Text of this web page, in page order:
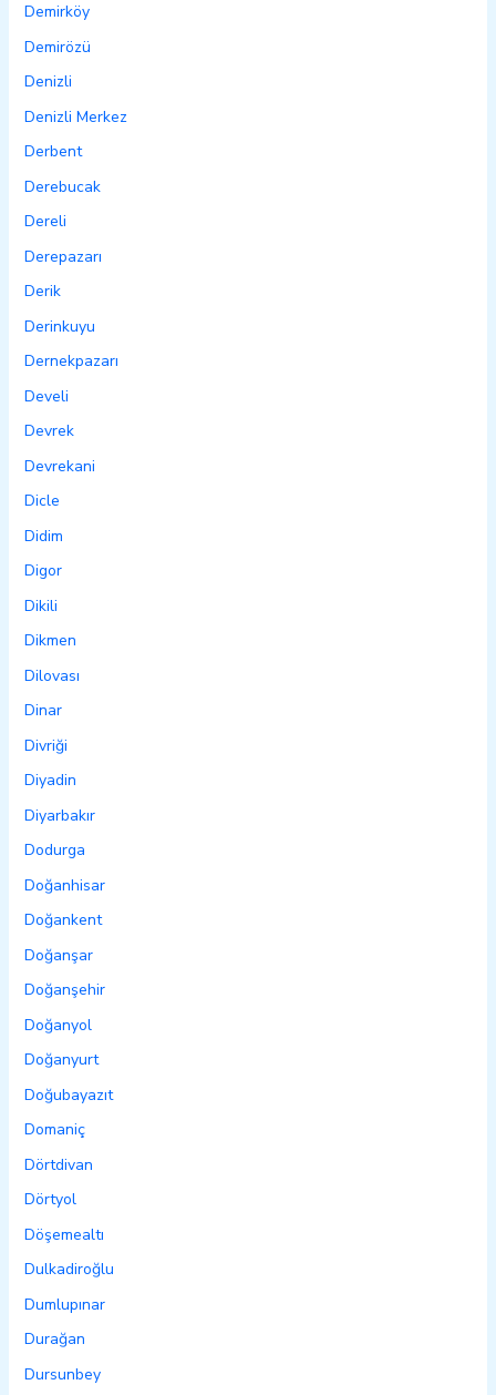
Demirköy
Demirözü
Denizli
Denizli Merkez
Derbent
Derebucak
Dereli
Derepazarı
Derik
Derinkuyu
Dernekpazarı
Develi
Devrek
Devrekani
Dicle
Didim
Digor
Dikili
Dikmen
Dilovası
Dinar
Divriği
Diyadin
Diyarbakır
Dodurga
Doğanhisar
Doğankent
Doğanşar
Doğanşehir
Doğanyol
Doğanyurt
Doğubayazıt
Domaniç
Dörtdivan
Dörtyol
Döşemealtı
Dulkadiroğlu
Dumlupınar
Durağan
Dursunbey